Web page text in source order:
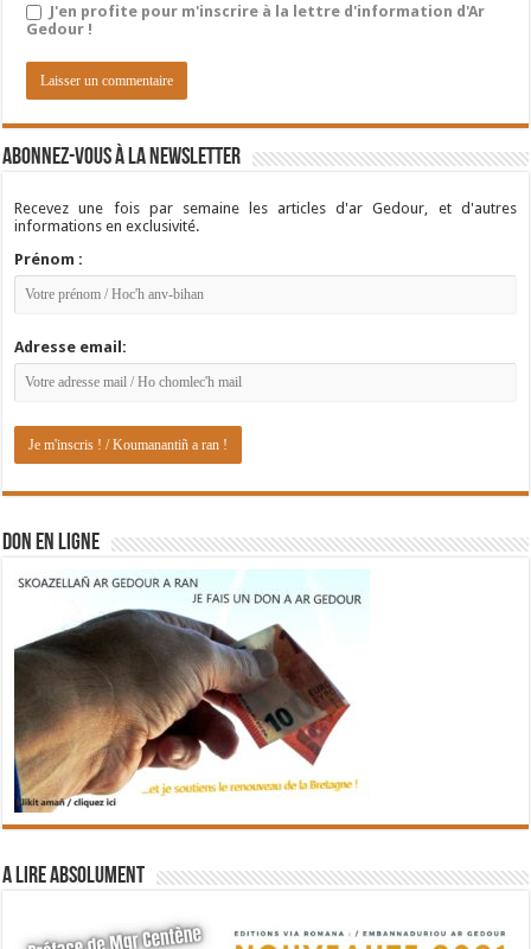
J'en profite pour m'inscrire à la lettre d'information d'Ar
Gedour !
Abonnez-vous à la newsletter
Recevez une fois par semaine les articles d'ar Gedour, et d'autres
informations en exclusivité.
Prénom :
Adresse email:
DON EN LIGNE
A lire absolument